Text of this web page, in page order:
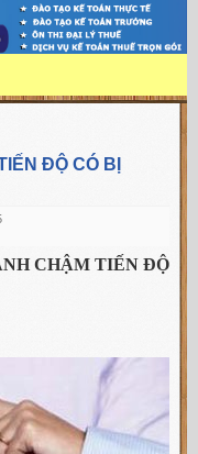
ĐỘ CÓ BỊ
TIẾN ĐỘ